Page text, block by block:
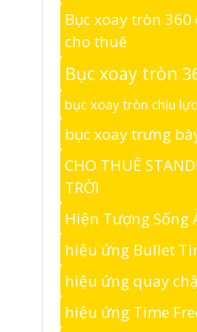
Bục xoay tròn
cho thuê
Bục xoay tròn
bục xoay tròn chịu
bục xoay trưng
CHO THUÊ
TRỜI
Hiện Tượng Sống
hiệu ứng Bullet
hiệu ứng quay
hiệu ứng Time